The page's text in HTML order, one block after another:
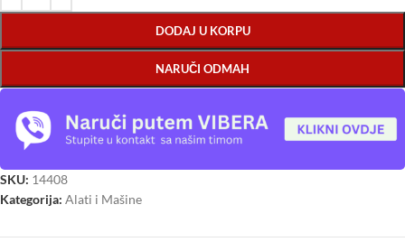
DODAJ U KORPU
NARUČI ODMAH
SKU: 14408
Kategorija: Alati i Mašine